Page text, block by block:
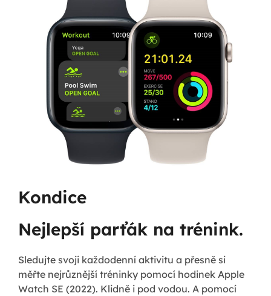
Kondice
Nejlepší parťák na trénink.
Sledujte svoji každodenní aktivitu a přesně si
měřte nejrůznější tréninky pomocí hodinek Apple
Watch SE (2022). Klidně i pod vodou. A pomocí